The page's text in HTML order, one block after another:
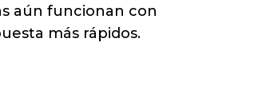
aún funcionan con
más rápidos.